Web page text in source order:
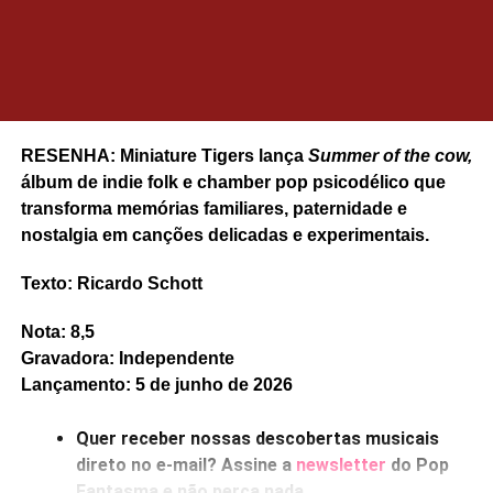
E se ainda não assinou, dá tempo:assine a
newsletter
e receba nossos posts direto no e-
mail.
RESENHA: Miniature Tigers lança Summer of the cow,
álbum de indie folk e chamber pop psicodélico que
transforma memórias familiares, paternidade e
nostalgia em canções delicadas e experimentais.
Texto: Ricardo Schott
Nota: 8,5
Gravadora: Independente
Lançamento: 5 de junho de 2026
Quer receber nossas descobertas musicais
direto no e-mail? Assine a newsletter do Pop